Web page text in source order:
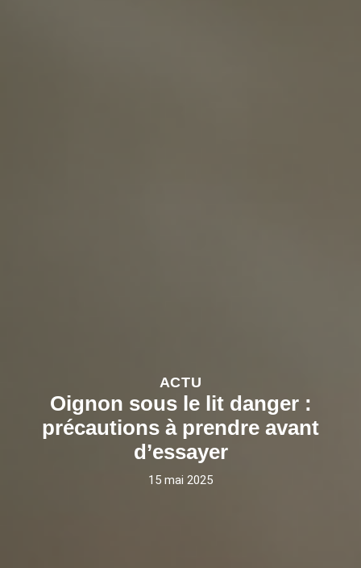
ACTU
Oignon sous le lit danger :
précautions à prendre avant
d’essayer
15 mai 2025